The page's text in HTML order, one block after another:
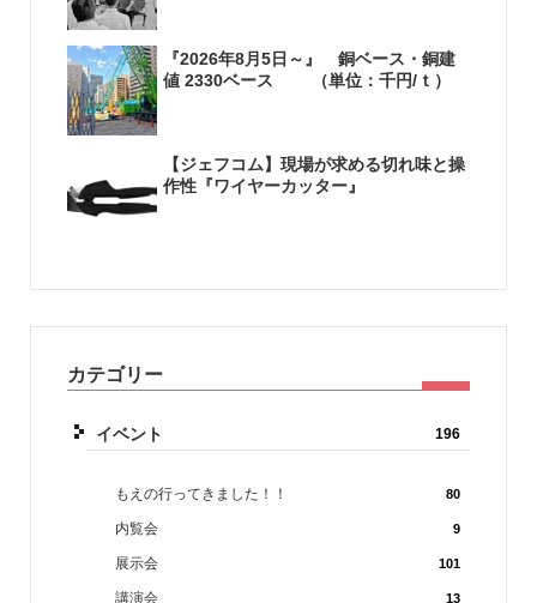
『2026年8月5日～』 銅ベース・銅建
値 2330ベース （単位：千円/ｔ）
【ジェフコム】現場が求める切れ味と操
作性『ワイヤーカッター』
カテゴリー
イベント 196
もえの行ってきました！！ 80
内覧会 9
展示会 101
講演会 13